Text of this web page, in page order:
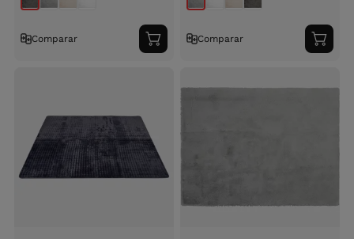
Comparar
Adicionar
ao
Comparar
ao